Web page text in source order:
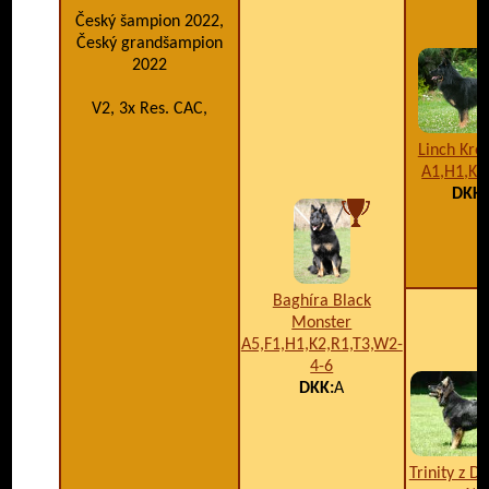
Český šampion 2022,
Český grandšampion
2022
V2, 3x Res. CAC,
Baghíra Black
Monster
A5,F1,H1,K2,R1,T3,W2-
4-6
DKK:A
Linch
DKK:
Trinity z